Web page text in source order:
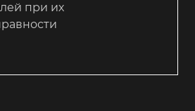
при их